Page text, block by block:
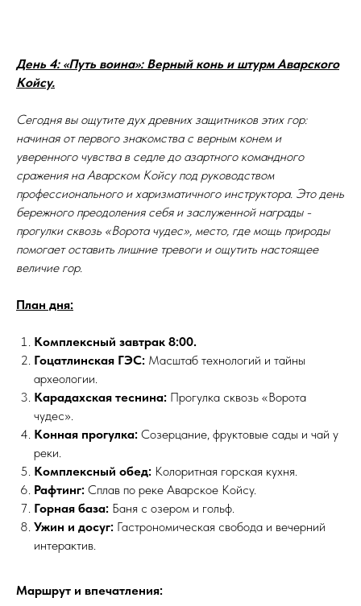
День 4: «Путь воина»: Верный конь и штурм Аварского
Койсу.
Сегодня вы ощутите дух древних защитников этих гор:
начиная от первого знакомства с верным конем и
уверенного чувства в седле до азартного командного
сражения на Аварском Койсу под руководством
профессионального и харизматичного инструктора. Это день
бережного преодоления себя и заслуженной награды -
прогулки сквозь «Ворота чудес», место, где мощь природы
помогает оставить лишние тревоги и ощутить настоящее
величие гор.
План дня:
Комплексный завтрак 8:00.
Гоцатлинская ГЭС: Масштаб технологий и тайны
археологии.
Карадахская теснина: Прогулка сквозь «Ворота
чудес».
Конная прогулка: Созерцание, фруктовые сады и чай у
реки.
Комплексный обед: Колоритная горская кухня.
Рафтинг: Сплав по реке Аварское Койсу.
Горная база: Баня с озером и гольф.
Ужин и досуг: Гастрономическая свобода и вечерний
интерактив.
Маршрут и впечатления: